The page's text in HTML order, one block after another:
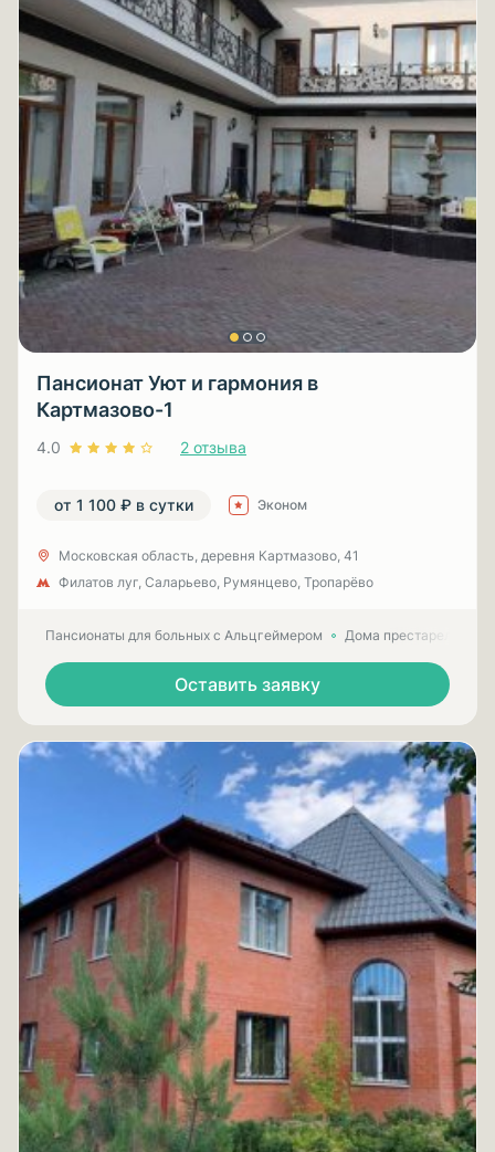
Пансионат Уют и гармония в
Картмазово-1
4.0 2 отзыва
от 1 100 ₽ в сутки Эконом
Московская область, деревня Картмазово, 41
Филатов луг, Саларьево, Румянцево, Тропарёво
Пансионаты для больных с Альцгеймером Дома престарелых
Оставить заявку